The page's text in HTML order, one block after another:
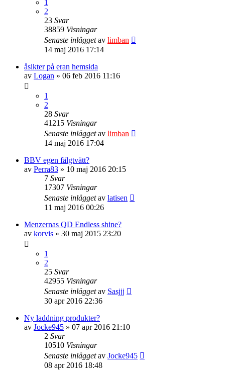
1
2
23 Svar
38859 Visningar
Senaste inläggetav limban
14 maj 2016 17:14
åsikter på eran hemsida
av Logan » 06 feb 2016 11:16
1
2
28 Svar
41215 Visningar
Senaste inläggetav limban
14 maj 2016 17:04
BBV egen fälgtvätt?
av Perra83 » 10 maj 2016 20:15
7 Svar
17307 Visningar
Senaste inläggetav latisen
11 maj 2016 00:26
Menzernas QD Endless shine?
av korvis » 30 maj 2015 23:20
1
2
25 Svar
42955 Visningar
Senaste inläggetav Sasjjj
30 apr 2016 22:36
Ny laddning produkter?
av Jocke945 » 07 apr 2016 21:10
2 Svar
10510 Visningar
Senaste inläggetav Jocke945
08 apr 2016 18:48